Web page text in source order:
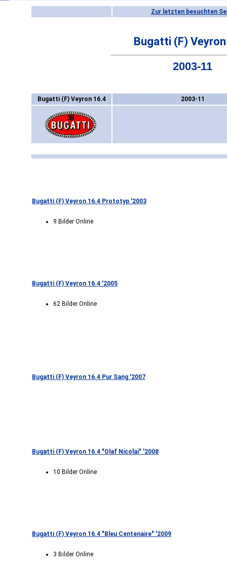
Zur letzten besuchten
Bugatti (F)
2003-11
Bugatti (F) Veyron 16.4 2003-11
Bugatti (F) Veyron 16.4 Prototyp '2003
9 Bilder Online
Bugatti (F) Veyron 16.4 '2005
62 Bilder Online
Bugatti (F) Veyron 16.4 Pur Sang '2007
Bugatti (F) Veyron 16.4 "Olaf Nicolai" '2008
10 Bilder Online
Bugatti (F) Veyron 16.4 "Bleu Centenaire" '2009
3 Bilder Online